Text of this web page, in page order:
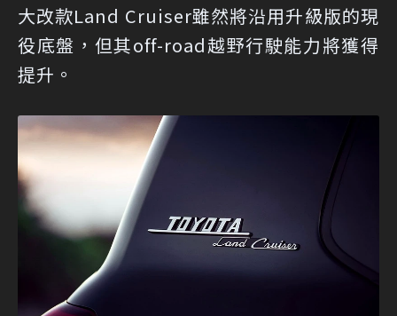
大改款Land Cruiser雖然將沿用升級版的現
役底盤，但其off-road越野行駛能力將獲得
提升。